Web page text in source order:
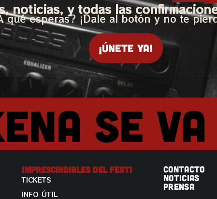
noticias, y todas las
qué esperas? ¡Dale al botón y no te
¡Únete ya!
se
Imprescindibles Del Festi
TICKETS
INFO ÚTIL
CONTACTO
NOTICIAS
PRENSA